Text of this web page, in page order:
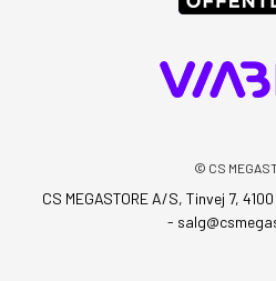
© CS
CS MEGASTORE A/S, Tinvej 7,
-